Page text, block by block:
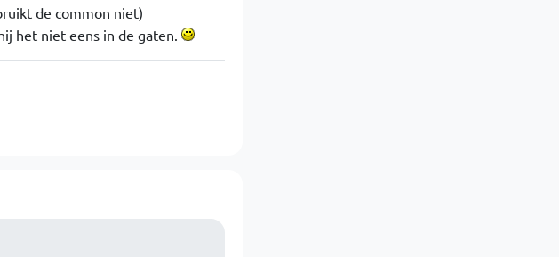
de common niet)
het niet eens in de gaten.